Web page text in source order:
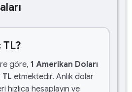
göre, 1 Amerikan Doları
TL etmektedir. Anlık dolar
hızlıca hesaplayın ve